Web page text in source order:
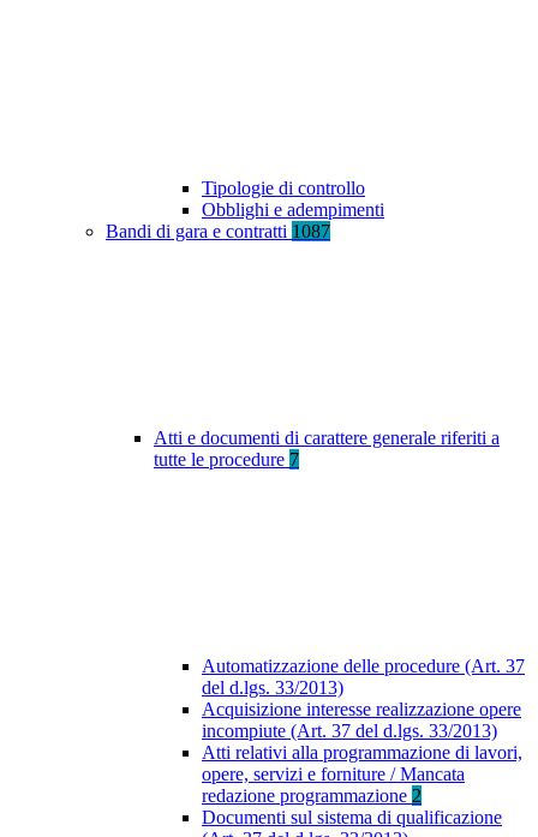
Tipologie di controllo
Obblighi e adempimenti
Bandi di gara e contratti 1087
Atti e documenti di carattere generale riferiti a
tutte le procedure 7
Automatizzazione delle procedure (Art. 37
del d.lgs. 33/2013)
Acquisizione interesse realizzazione opere
incompiute (Art. 37 del d.lgs. 33/2013)
Atti relativi alla programmazione di lavori,
opere, servizi e forniture / Mancata
redazione programmazione 2
Documenti sul sistema di qualificazione